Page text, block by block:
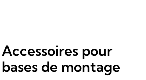
Accessoires pour
bases de montage